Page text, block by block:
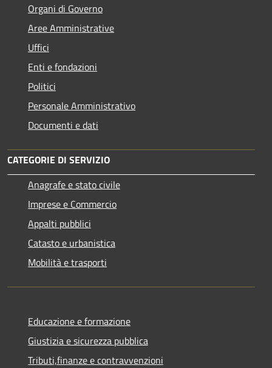
Organi di Governo
Aree Amministrative
Uffici
Enti e fondazioni
Politici
Personale Amministrativo
Documenti e dati
CATEGORIE DI SERVIZIO
Anagrafe e stato civile
Imprese e Commercio
Appalti pubblici
Catasto e urbanistica
Mobilità e trasporti
Educazione e formazione
Giustizia e sicurezza pubblica
Tributi,finanze e contravvenzioni